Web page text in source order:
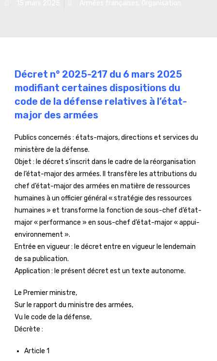
Décret n° 2025-217 du 6 mars 2025
modifiant certaines dispositions du
code de la défense relatives à l’état-
major des armées
Publics concernés : états-majors, directions et services du
ministère de la défense.
Objet : le décret s’inscrit dans le cadre de la réorganisation
de l’état-major des armées. Il transfère les attributions du
chef d’état-major des armées en matière de ressources
humaines à un officier général « stratégie des ressources
humaines » et transforme la fonction de sous-chef d’état-
major « performance » en sous-chef d’état-major « appui-
environnement ».
Entrée en vigueur : le décret entre en vigueur le lendemain
de sa publication.
Application : le présent décret est un texte autonome.
Le Premier ministre,
Sur le rapport du ministre des armées,
Vu le code de la défense,
Décrète :
Article 1